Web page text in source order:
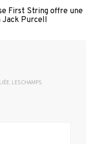
First String offre une
Jack Purcell
LES CHAMPS